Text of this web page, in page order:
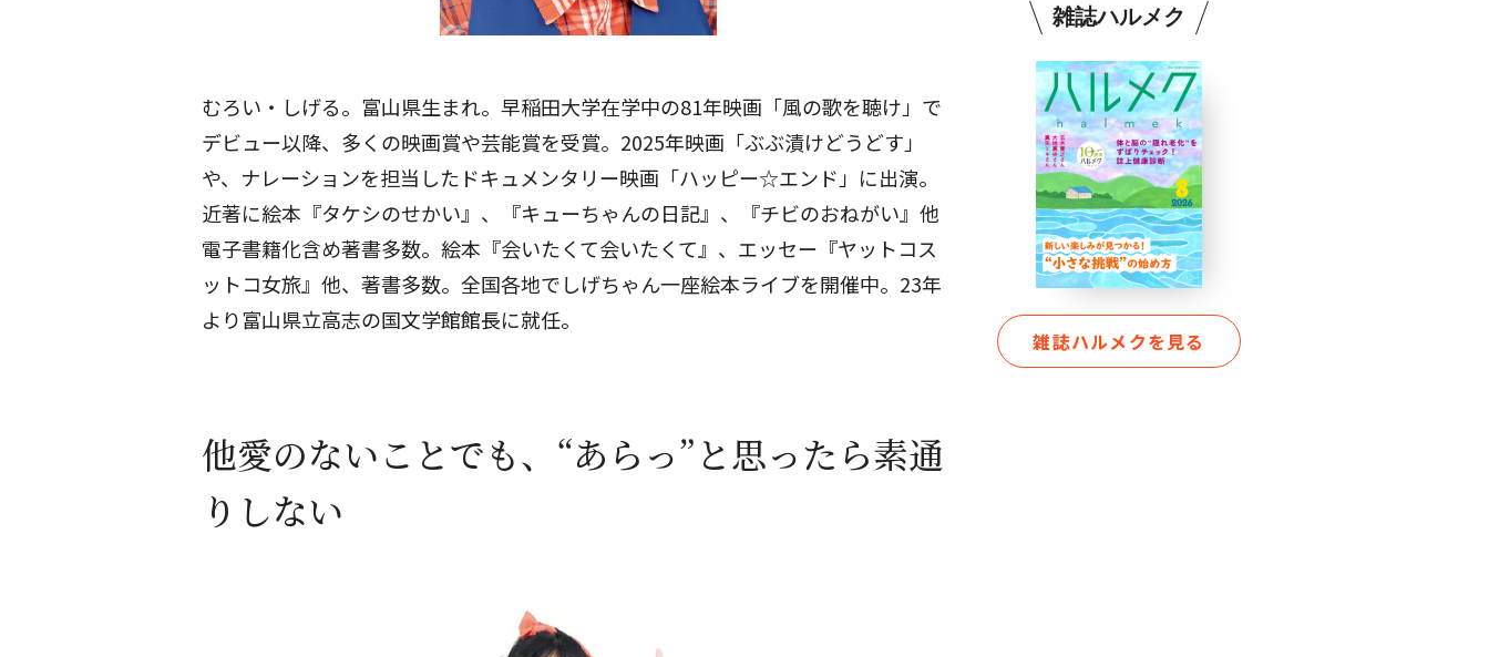
むろい・しげる。富山県生まれ。早稲田大学在学中の81年映画「風の歌を聴け」で
デビュー以降、多くの映画賞や芸能賞を受賞。2025年映画「ぶぶ漬けどうどす」
や、ナレーションを担当したドキュメンタリー映画「ハッピー☆エンド」に出演。
近著に絵本『タケシのせかい』、『キューちゃんの日記』、『チビのおねがい』他
電子書籍化含め著書多数。絵本『会いたくて会いたくて』、エッセー『ヤットコス
ットコ女旅』他、著書多数。全国各地でしげちゃん一座絵本ライブを開催中。23年
より富山県立高志の国文学館館長に就任。
他愛のないことでも、“あらっ”と思ったら素通
りしない
雑誌ハルメク
雑誌ハルメクを見る
閉じる